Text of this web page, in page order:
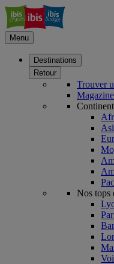
Menu
Destinations
Retour
Trouver
Continent
Nos tops